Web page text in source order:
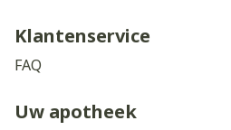
Klantenservice
FAQ
Uw apotheek